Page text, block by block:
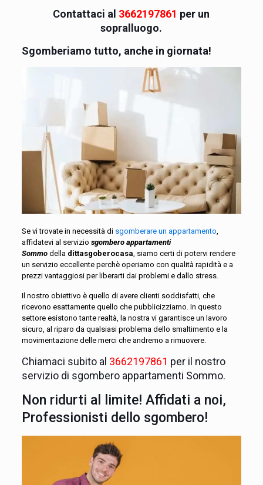
Contattaci al 3662197861 per un
sopralluogo.
Sgomberiamo tutto, anche in giornata!
Se vi trovate in necessità di sgomberare un appartamento
affidatevi al servizio sgombero appartamenti
Sommodella dittasgoberocasa , siamo certi di potervi rendere
un servizio eccellente perchè operiamo con qualità rapidità e a
prezzi vantaggiosi per liberarti dai problemi e dallo stress.
Il nostro obiettivo è quello di avere clienti soddisfatti, che
ricevono esattamente quello che pubblicizziamo. In questo
settore esistono tante realtà, la nostra vi garantisce un lavoro
sicuro, al riparo da qualsiasi problema dello smaltimento e la
movimentazione delle merci che andremo a rimuovere.
Chiamaci subito al 3662197861 per il nostro
servizio di sgombero appartamenti Sommo.
Non ridurti al limite! Affidati a noi,
Professionisti dello sgombero!